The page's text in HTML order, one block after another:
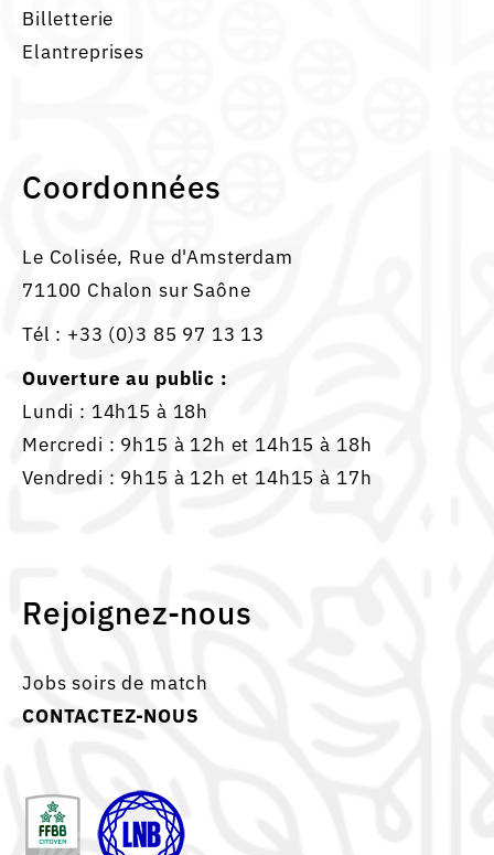
Billetterie
Elantreprises
Coordonnées
Le Colisée, Rue d'Amsterdam
71100 Chalon sur Saône
Tél : +33 (0)3 85 97 13 13
Ouverture au public :
Lundi : 14h15 à 18h
Mercredi : 9h15 à 12h et 14h15 à 18h
Vendredi : 9h15 à 12h et 14h15 à 17h
Rejoignez-nous
Jobs soirs de match
CONTACTEZ-NOUS